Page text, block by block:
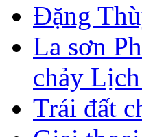
Đặng
La sơn
chảy
Trái đất